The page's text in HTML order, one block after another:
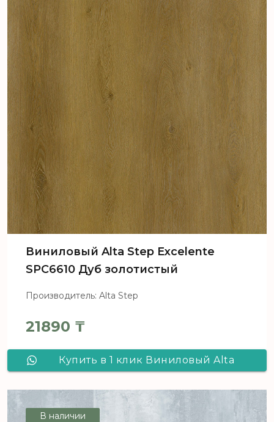
Виниловый Alta Step Excelente
SPC6610 Дуб золотистый
Производитель: Alta Step
21890 ₸
Купить в 1 клик Виниловый Alta
золотистый
В наличии